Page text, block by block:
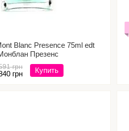
Blanc Presence 75ml edt
Презенс
грн
грн Купить